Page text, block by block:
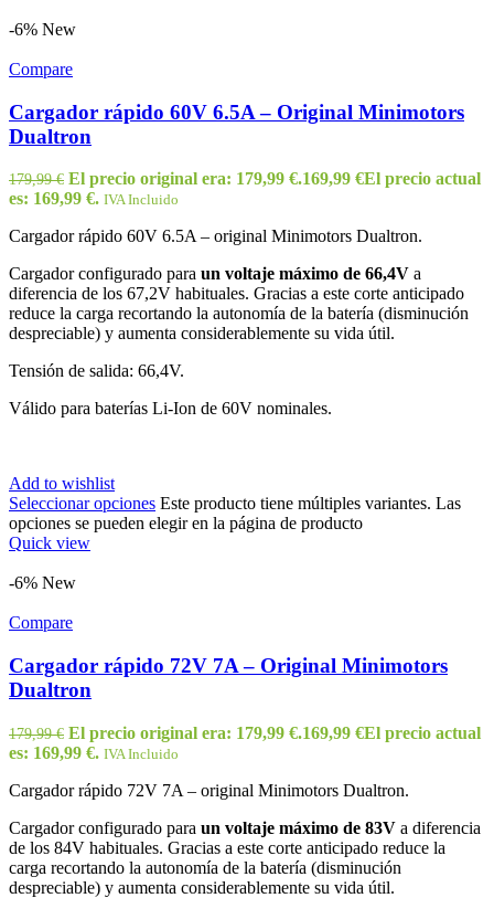
-6% New
Compare
Cargador rápido 60V 6.5A – Original Minimotors
Dualtron
179,99€ El precio original era: 179,99 €.169,99 €El precio actual
es: 169,99 €. IVA Incluido
Cargador rápido 60V 6.5A – original Minimotors Dualtron.
Cargador configurado para un voltaje máximo de 66,4V a
diferencia de los 67,2V habituales. Gracias a este corte anticipado
reduce la carga recortando la autonomía de la batería (disminución
despreciable) y aumenta considerablemente su vida útil.
Tensión de salida: 66,4V.
Válido para baterías Li-Ion de 60V nominales.
Add to wishlist
Seleccionar opciones Este producto tiene múltiples variantes. Las
opciones se pueden elegir en la página de producto
Quick view
-6% New
Compare
Cargador rápido 72V 7A – Original Minimotors
Dualtron
179,99€ El precio original era: 179,99 €.169,99 €El precio actual
es: 169,99 €. IVA Incluido
Cargador rápido 72V 7A – original Minimotors Dualtron.
Cargador configurado para un voltaje máximo de 83V a diferencia
de los 84V habituales. Gracias a este corte anticipado reduce la
carga recortando la autonomía de la batería (disminución
despreciable) y aumenta considerablemente su vida útil.